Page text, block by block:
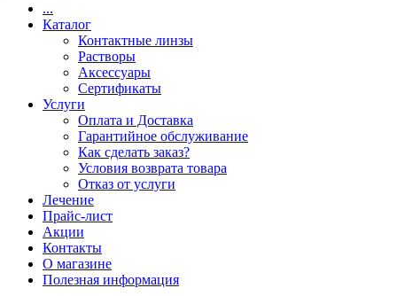
...
Каталог
Контактные линзы
Растворы
Аксессуары
Сертификаты
Услуги
Оплата и Доставка
Гарантийное обслуживание
Как сделать заказ?
Условия возврата товара
Отказ от услуги
Лечение
Прайс-лист
Акции
Контакты
О магазине
Полезная информация